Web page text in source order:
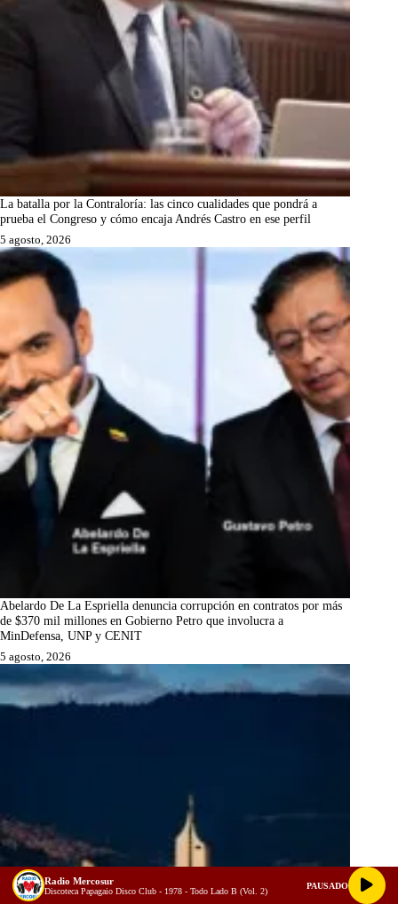
La batalla por la Contraloría: las cinco cualidades que pondrá a
prueba el Congreso y cómo encaja Andrés Castro en ese perfil
5 agosto, 2026
Abelardo De La Espriella denuncia corrupción en contratos por más
de $370 mil millones en Gobierno Petro que involucra a
MinDefensa, UNP y CENIT
5 agosto, 2026
Radio Mercosur
Discoteca Papagaio Disco Club - 1978 - Todo Lado B (Vol. 2)
PAUSADO